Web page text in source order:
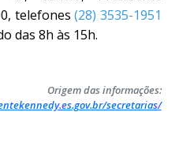
telefones(28) 3535-1951
das 8h às 15h.
Origem das informações:
secretarias/